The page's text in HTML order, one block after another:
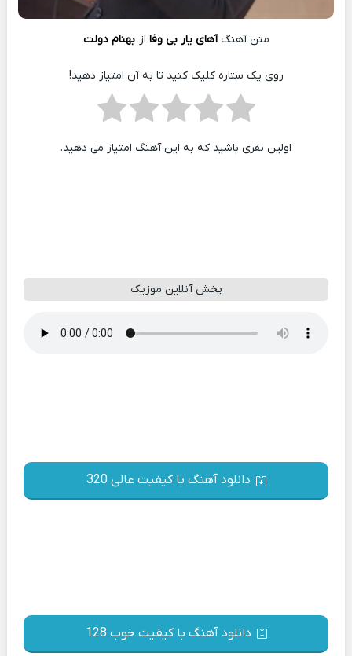
متن آهنگآهای یار بی وفا از بهنام دولت
روی یک ستاره کلیک کنید تا به آن امتیاز دهید!
اولین نفری باشید که به این آهنگ امتیاز می دهید.
پخش آنلاین موزیک
دانلود آهنگ با کیفیت عالی 320
دانلود آهنگ با کیفیت خوب 128